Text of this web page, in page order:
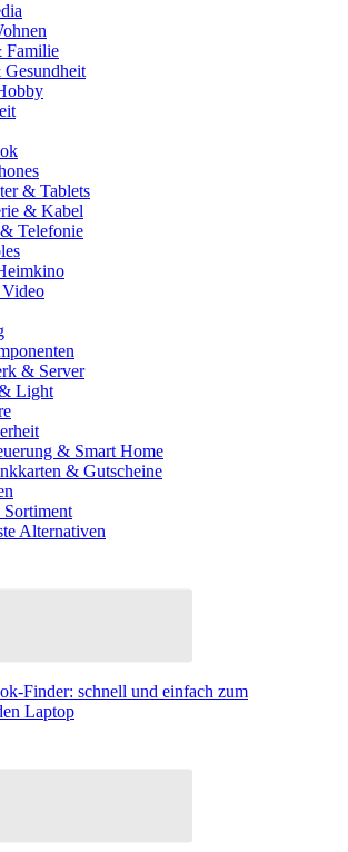
Familie
& Tablets
& Kabel
Telefonie
& Server
Light
& Smart Home
& Gutscheine
Alternativen
Finder: schnell und einfach zum
Laptop